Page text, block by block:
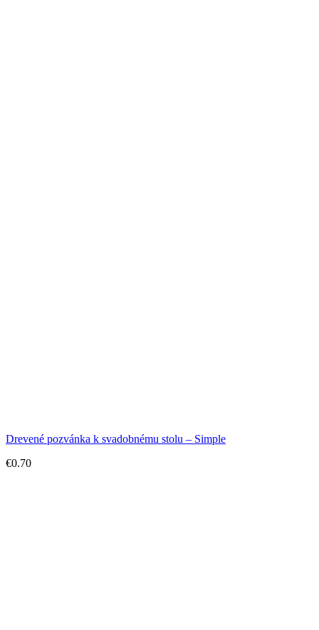
Drevené pozvánka k svadobnému stolu – Simple
€0.70